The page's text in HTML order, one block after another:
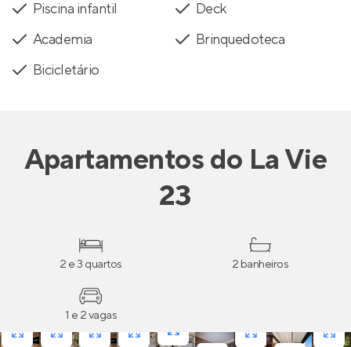
Piscina infantil
Deck
Academia
Brinquedoteca
Bicicletário
Apartamentosdo La Vie
23
2 e 3 quartos 2 banheiros
1 e 2 vagas